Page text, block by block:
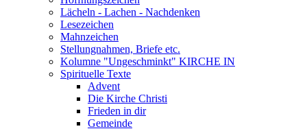
Lächeln - Lachen - Nachdenken
Lesezeichen
Mahnzeichen
Stellungnahmen, Briefe etc.
Kolumne "Ungeschminkt" KIRCHE IN
Spirituelle Texte
Advent
Die Kirche Christi
Frieden in dir
Gemeinde